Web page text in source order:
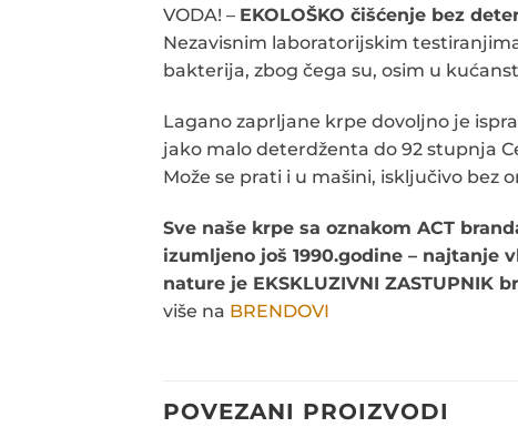
VODA! – EKOLOŠKO čišćenje bez
Nezavisnim laboratorijskim
bakterija, zbog čega su, osim u
Lagano zaprljane krpe dovoljno je
jako malo deterdženta do 92 stupnja
Može se prati i u mašini, isključivo
Sve naše krpe sa oznakom ACT
izumljeno još 1990.godine – najtanje
nature je EKSKLUZIVNI
više na BRENDOVI
POVEZANI PROIZVODI